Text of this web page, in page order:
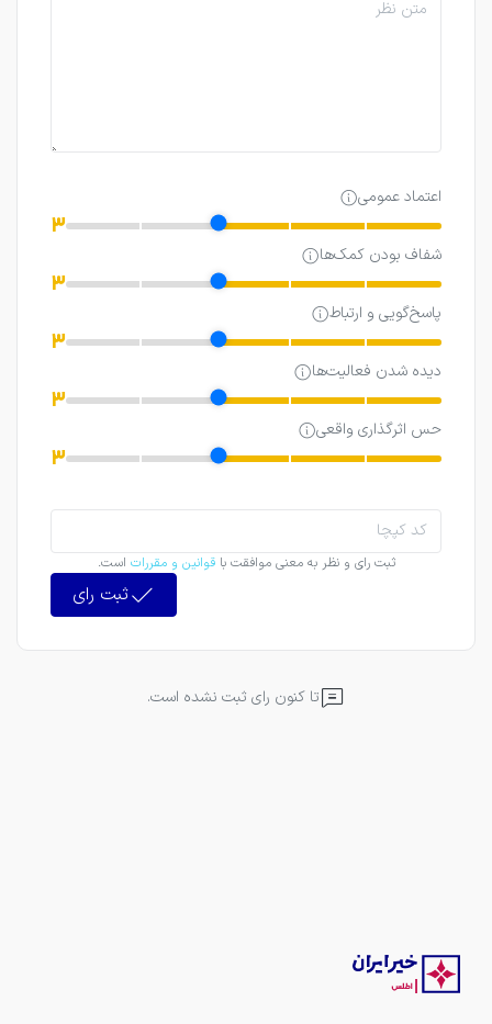
اعتماد عمومی
3
شفاف بودن کمک‌ها
3
پاسخ‌گویی و ارتباط
3
دیده شدن فعالیت‌ها
3
حس اثرگذاری واقعی
3
ثبت رای و نظر به معنی موافقت با قوانین و مقررات است.
ثبت رای
تا کنون رای ثبت نشده است.